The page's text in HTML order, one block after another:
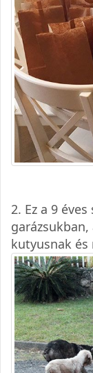
2. Ez a 9
kutyusnak és